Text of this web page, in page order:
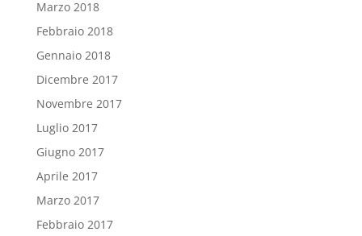
Marzo 2018
Febbraio 2018
Gennaio 2018
Dicembre 2017
Novembre 2017
Luglio 2017
Giugno 2017
Aprile 2017
Marzo 2017
Febbraio 2017